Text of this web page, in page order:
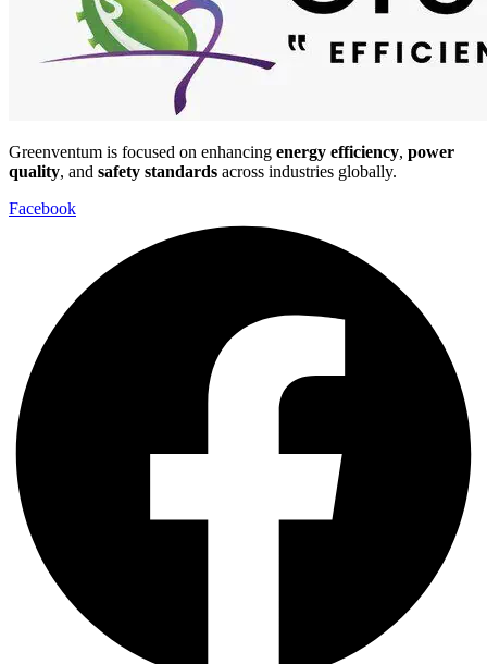
Greenventum is focused on enhancing energy efficiency, power
quality, and safety standards across industries globally.
Facebook